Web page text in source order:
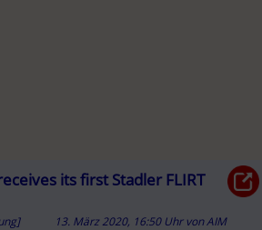
its first Stadler FLIRT
13. März 2020, 16:50 Uhr vonAIM